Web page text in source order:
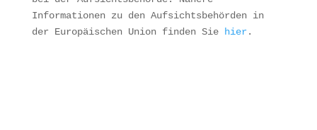
Informationen zu den Aufsichtsbehörden in
der Europäischen Union finden Sie
hier.